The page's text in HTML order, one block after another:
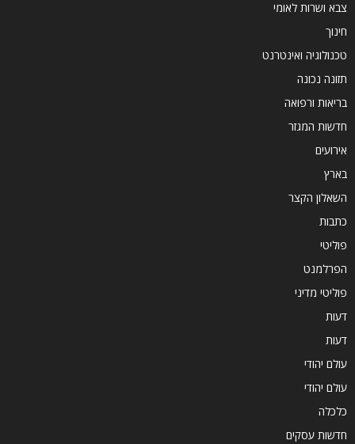
צבא ושרות לאומי
חינוך
טכנולוגיה ואינטרנט
תזונה נכונה
בריאות ורפואה
חדשות המגזר
אירועים
בארץ
השאלון הקצר
כתבות
פוליטי
הפרלמנט
פוליטי מדיני
דעות
דעות
עולם יהודי
עולם יהודי
כלכלה
חדשות עסקים